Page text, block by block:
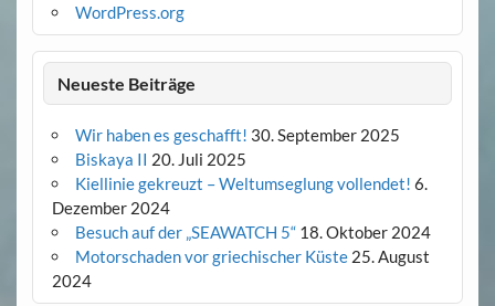
WordPress.org
Neueste Beiträge
Wir haben es geschafft! 30. September 2025
Biskaya II 20. Juli 2025
Kiellinie gekreuzt – Weltumseglung vollendet! 6.
Dezember 2024
Besuch auf der „SEAWATCH 5“ 18. Oktober 2024
Motorschaden vor griechischer Küste 25. August
2024